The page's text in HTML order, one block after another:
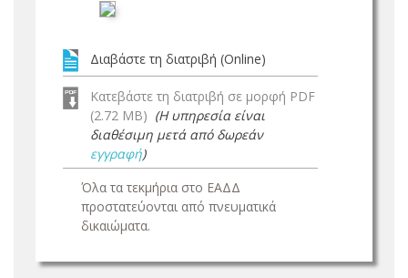
Διαβάστε τη διατριβή (Online)
Κατεβάστε τη διατριβή σε μορφή PDF
(2.72 MB) (Η υπηρεσία είναι
διαθέσιμη μετά από δωρεάν
εγγραφή)
Όλα τα τεκμήρια στο ΕΑΔΔ
προστατεύονται από πνευματικά
δικαιώματα.